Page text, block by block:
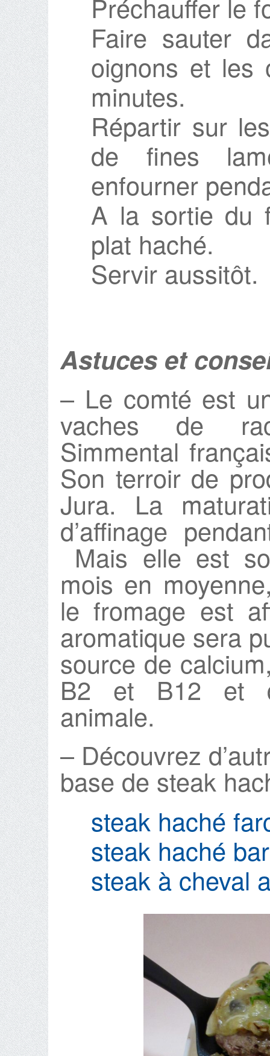
Préchauffer le
Faire sauter
oignons et les
minutes.
Répartir sur
de fines
enfourner
A la sortie du
plat haché.
Servir aussitôt.
Astuces et
– Le comté est
vaches de
Simmental
Son terroir de
Jura. La
d’affinage
Mais elle est
mois en
le fromage est
aromatique sera
source de
B2 et B12 et
animale.
– Découvrez
base de steak
steak haché
steak haché
steak à cheval